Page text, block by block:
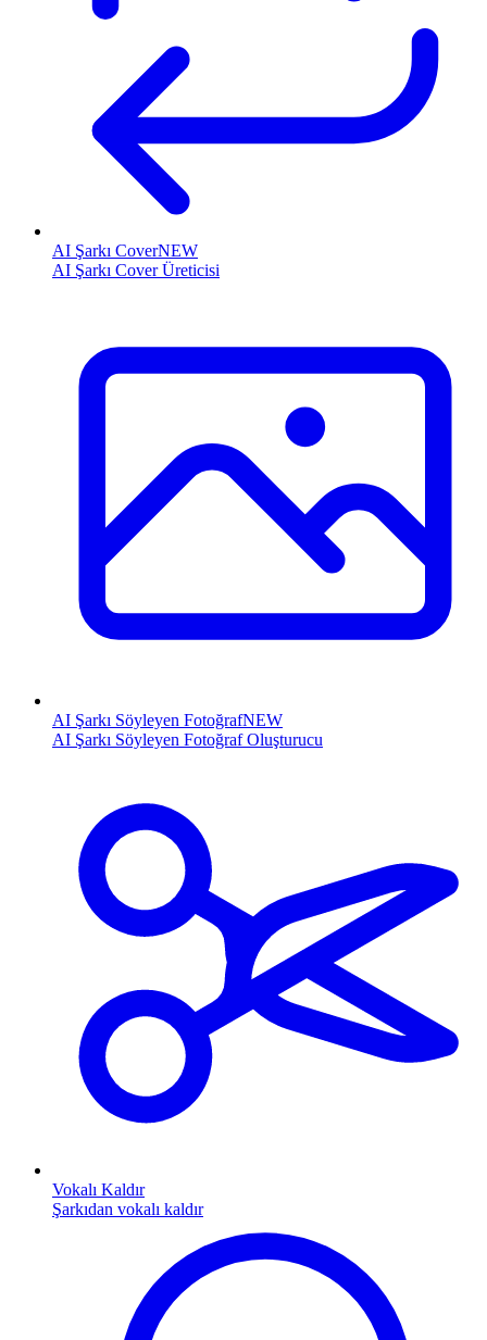
AI Şarkı CoverNEW
AI Şarkı Cover Üreticisi
AI Şarkı Söyleyen FotoğrafNEW
AI Şarkı Söyleyen Fotoğraf Oluşturucu
Vokalı Kaldır
Şarkıdan vokalı kaldır